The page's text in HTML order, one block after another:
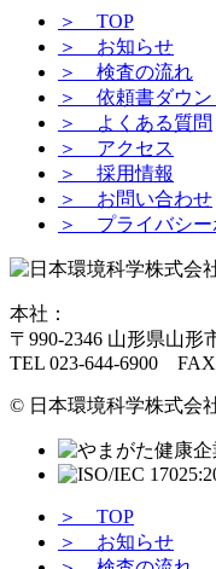
＞ TOP
＞ お知らせ
＞ 検査の流れ
＞ 依頼書ダウン
＞ よくある質問
＞ アクセス
＞ 採用情報
＞ お問い合わせ
＞ プライバシー
本社：
〒990-2346 山形県山形
TEL 023-644-6900 FAX
© 日本環境科学株式会
＞ TOP
＞ お知らせ